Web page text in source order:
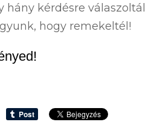
hány kérdésre válaszoltál
hogy remekeltél!